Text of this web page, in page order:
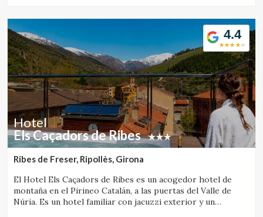
Gestionar mi reserva
4.4
Hotel
Els Caçadors de Ribes
Ribes de Freser, Ripollès, Girona
El Hotel Els Caçadors de Ribes es un acogedor hotel de
montaña en el Pirineo Catalán, a las puertas del Valle de
Núria. Es un hotel familiar con jacuzzi exterior y un